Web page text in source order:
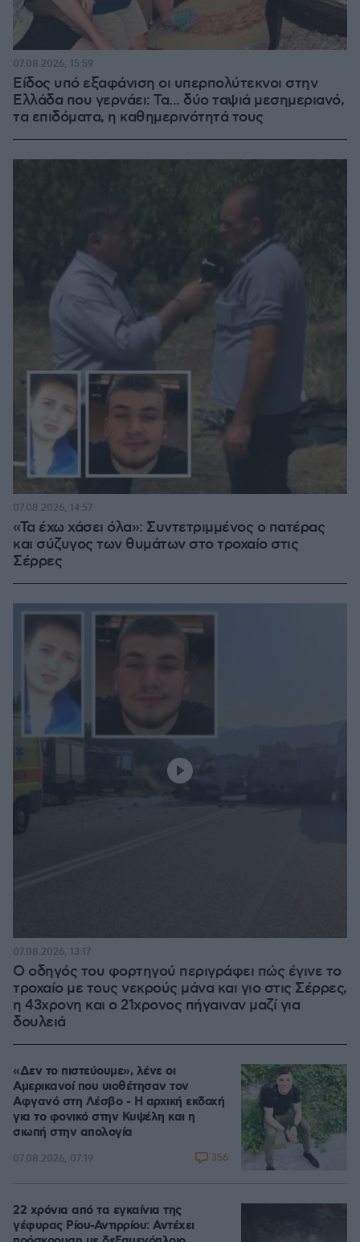
Είδος υπό εξαφάνιση οι υπερπολύτεκνοι στην
Ελλάδα που γερνάει: Τα... δύο ταψιά μεσημεριανό,
τα επιδόματα, η καθημερινότητά τους
07.08.2026, 15:59
«Τα έχω χάσει όλα»: Συντετριμμένος ο πατέρας
και σύζυγος των θυμάτων στο τροχαίο στις
Σέρρες
07.08.2026, 14:57
Ο οδηγός του φορτηγού περιγράφει πώς έγινε το
τροχαίο με τους νεκρούς μάνα και γιο στις Σέρρες,
η 43χρονη και ο 21χρονος πήγαιναν μαζί για
δουλειά
07.08.2026, 13:17
«Δεν το πιστεύουμε», λένε οι
Αμερικανοί που υιοθέτησαν τον
Αφγανό στη Λέσβο - Η αρχική εκδοχή
για το φονικό στην Κυψέλη και η
σιωπή στην απολογία
07.08.2026, 07:19 356
22 χρόνια από τα εγκαίνια της
γέφυρας Ρίου-Αντιρρίου: Αντέχει